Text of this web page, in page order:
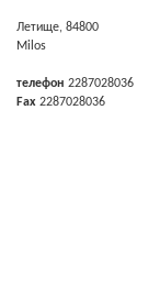
Летище, 84800
Milos
телефон 2287028036
Fax 2287028036